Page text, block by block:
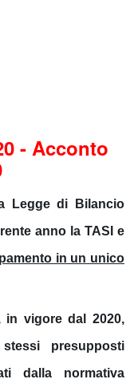
- Acconto
Legge di Bilancio
anno la TASI e
in un unico
in vigore dal 2020,
presupposti
dalla normativa